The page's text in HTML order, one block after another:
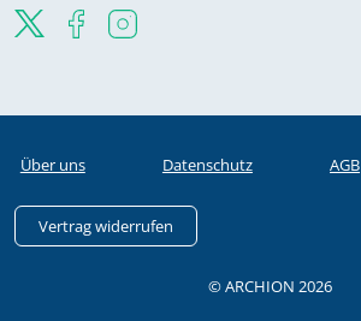
Über uns Datenschutz AGB
Vertrag widerrufen
© ARCHION 2026